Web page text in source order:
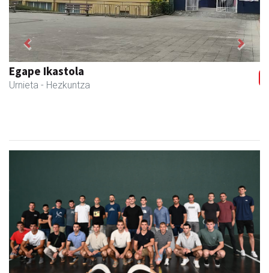
Egape Ikastola
Urnieta - Hezkuntza
Previous Next